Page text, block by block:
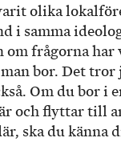
olika
i samma
om frågorna
man bor. Det
Om du bor i
och flyttar till
ska du känna